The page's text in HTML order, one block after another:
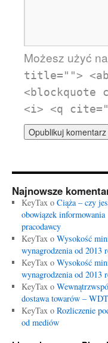
Możesz użyć
title="">
<blockquote
<i> <q
Najnowsze
KeyTax o Ciąża – czy
obowiązek informowania
pracodawcy
KeyTax o Wysokość
wynagrodzenia od 2013
KeyTax o Wysokość
wynagrodzenia od 2013
KeyTax o
dostawa towarów –
KeyTax o Rozliczenie
od mediów